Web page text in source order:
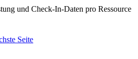
und Check-In-Daten pro Ressource
Seite